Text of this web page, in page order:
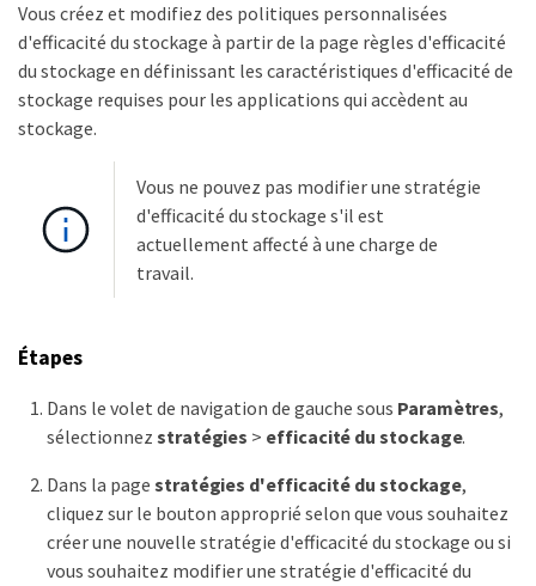
Vous créez et modifiez des politiques personnalisées
d'efficacité du stockage à partir de la page règles d'efficacité
du stockage en définissant les caractéristiques d'efficacité de
stockage requises pour les applications qui accèdent au
stockage.
Vous ne pouvez pas modifier une stratégie
d'efficacité du stockage s'il est
actuellement affecté à une charge de
travail.
Étapes
Dans le volet de navigation de gauche sous Paramètres,
sélectionnez stratégies > efficacité du stockage.
Dans la page stratégies d'efficacité du stockage,
cliquez sur le bouton approprié selon que vous souhaitez
créer une nouvelle stratégie d'efficacité du stockage ou si
vous souhaitez modifier une stratégie d'efficacité du